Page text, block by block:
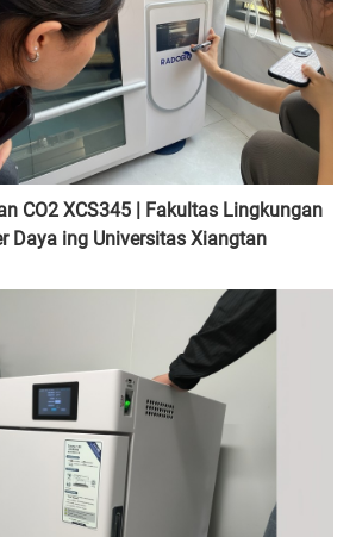
CO2 XCS345 | Fakultas Lingkungan
Daya ing Universitas Xiangtan